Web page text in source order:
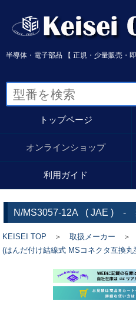
半導体・電子部品 【 正規・少量販売・
トップページ
オンラインショップ
利用ガイド
N/MS3057-12A (JAE ) -
KEISEI TOP ＞取扱メーカー ＞
(はんだ付け結線式 MSコネクタ互換丸